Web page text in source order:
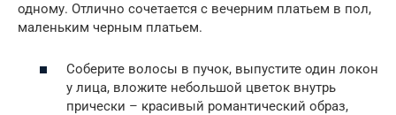
одному. Отлично сочетается с вечерним платьем в пол,
маленьким черным платьем.
Соберите волосы в пучок, выпустите один локон
у лица, вложите небольшой цветок внутрь
прически – красивый романтический образ,